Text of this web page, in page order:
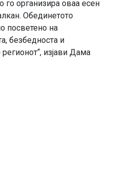
организира оваа есен
Обединетото
посветено на
безбедноста и
изјави Дама